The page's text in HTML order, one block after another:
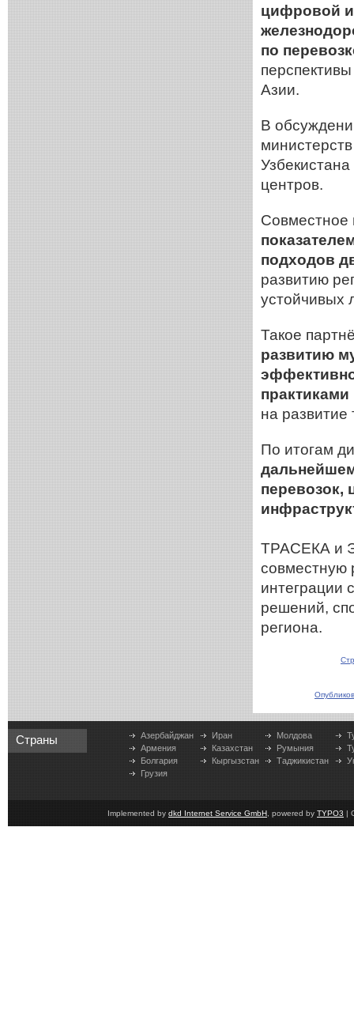
цифровой
по
Азии.
В
центров.
подходов
развитию
устойчивых
Такое
развитию
на
По итогам
перевозок,
ТРАСЕКА и
совместную
интеграции
решений,
региона.
Страны
Азербайджан
Армения
Болгария
Грузия
Иран
Казахстан
Кыргызстан
Молдова
Румыния
Таджикистан
Implemented by dkd Internet Service GmbH , powered by TYPO3 |